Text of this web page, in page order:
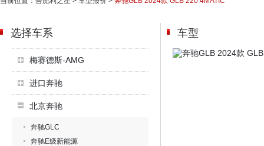
选择车系
梅赛德斯-AMG
进口奔驰
北京奔驰
奔驰GLC
奔驰E级新能源
车型